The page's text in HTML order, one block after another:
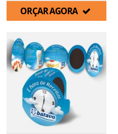
ORÇAR AGORA